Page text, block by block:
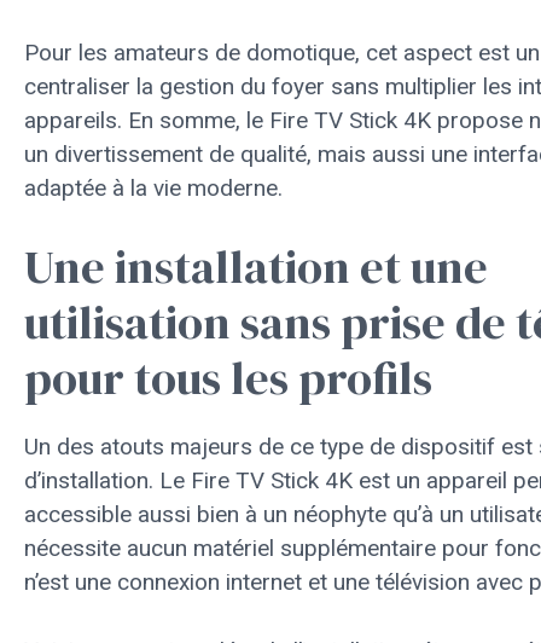
Pour les amateurs de domotique, cet aspect est
centraliser la gestion du foyer sans multiplier les
appareils. En somme, le Fire TV Stick 4K propose
un divertissement de qualité, mais aussi une
adaptée à la vie moderne.
Une installation et une
utilisation sans prise de
pour tous les profils
Un des atouts majeurs de ce type de dispositif est
d’installation. Le Fire TV Stick 4K est un appareil
accessible aussi bien à un néophyte qu’à un
nécessite aucun matériel supplémentaire pour
n’est une connexion internet et une télévision avec